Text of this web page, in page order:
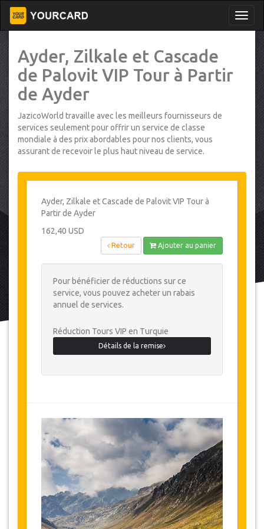
Ayder, Zilkale et Cascade
de Palovit VIP Tour à Partir
de Ayder
JazicoWorld travaille avec les meilleurs fournisseurs de
services seulement pour offrir un service de classe
mondiale à des prix abordables pour nos clients, vous
assurant de recevoir le plus haut niveau de service.
Ayder, Zilkale et Cascade de Palovit VIP Tour à
Partir de Ayder
162,40 USD
Retour Ajouter au panier
Pour bénéficier de réductions sur ce
service, vous pouvez acheter un rabais
annuel de services.
Réduction Tours VIP en Turquie
Détails de la remise